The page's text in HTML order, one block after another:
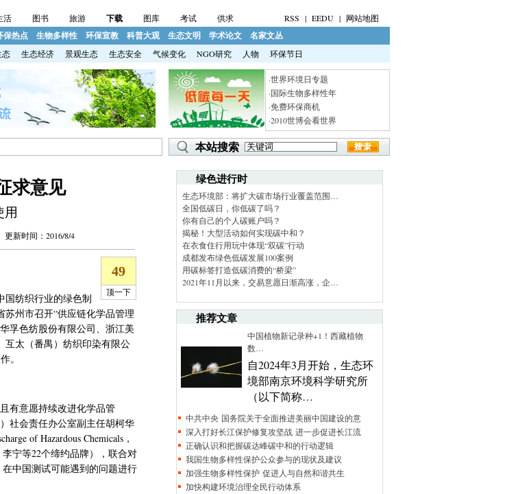
活 图书 旅游 下载 图库 考试 供求 RSS | EEDU | 网站地图
保热点 生物多样性 环保宣教 科普大观 生态文明 学术论文 名家文丛
态 生态经济 景观生态 生态安全 气候变化 NGO研究 人物 环保节日
·世界环境日专题
·国际生物多样性年
·免费环保商机
·2010世博会看世界
本站搜索
求意见
用
新时间：2016/8/4
国纺织行业的绿色制
州市召开“供应链化学品管理
孚色纺股份有限公司、浙江美
互太（番禺）纺织印染有限公
。
有意愿持续改进化学品管
社会责任办公室副主任胡柯华
of Hazardous Chemicals，
宁等22个缔约品牌），联合对
中国测试可能遇到的问题进行
绿色进行时
生态环境部：将扩大碳市场行业覆盖范围…
全国低碳日，你低碳了吗？
你有自己的个人碳账户吗？
揭秘！大型活动如何实现碳中和？
在衣食住行用玩中体现“双碳”行动
成都发布绿色低碳发展100案例
用碳标签打造低碳消费的“桥梁”
2021年11月以来，交易意愿日渐高涨，企…
推荐文章
中国植物新记录种+1！西藏植物
数…
自2024年3月开始，生态环
境部南京环境科学研究所
（以下简称…
中共中央 国务院关于全面推进美丽中国建设的意
深入打好长江保护修复攻坚战 进一步促进长江流
正确认识和把握碳达峰碳中和的行动逻辑
我国生物多样性保护公众参与的现状及建议
加强生物多样性保护 促进人与自然和谐共生
加快构建环境治理全民行动体系